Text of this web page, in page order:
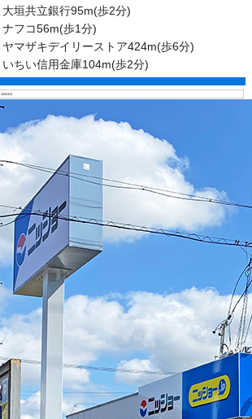
大垣共立銀行95m(歩2分)
ナフコ56m(歩1分)
ヤマザキデイリーストア424m(歩6分)
いちい信用金庫104m(歩2分)
3202323